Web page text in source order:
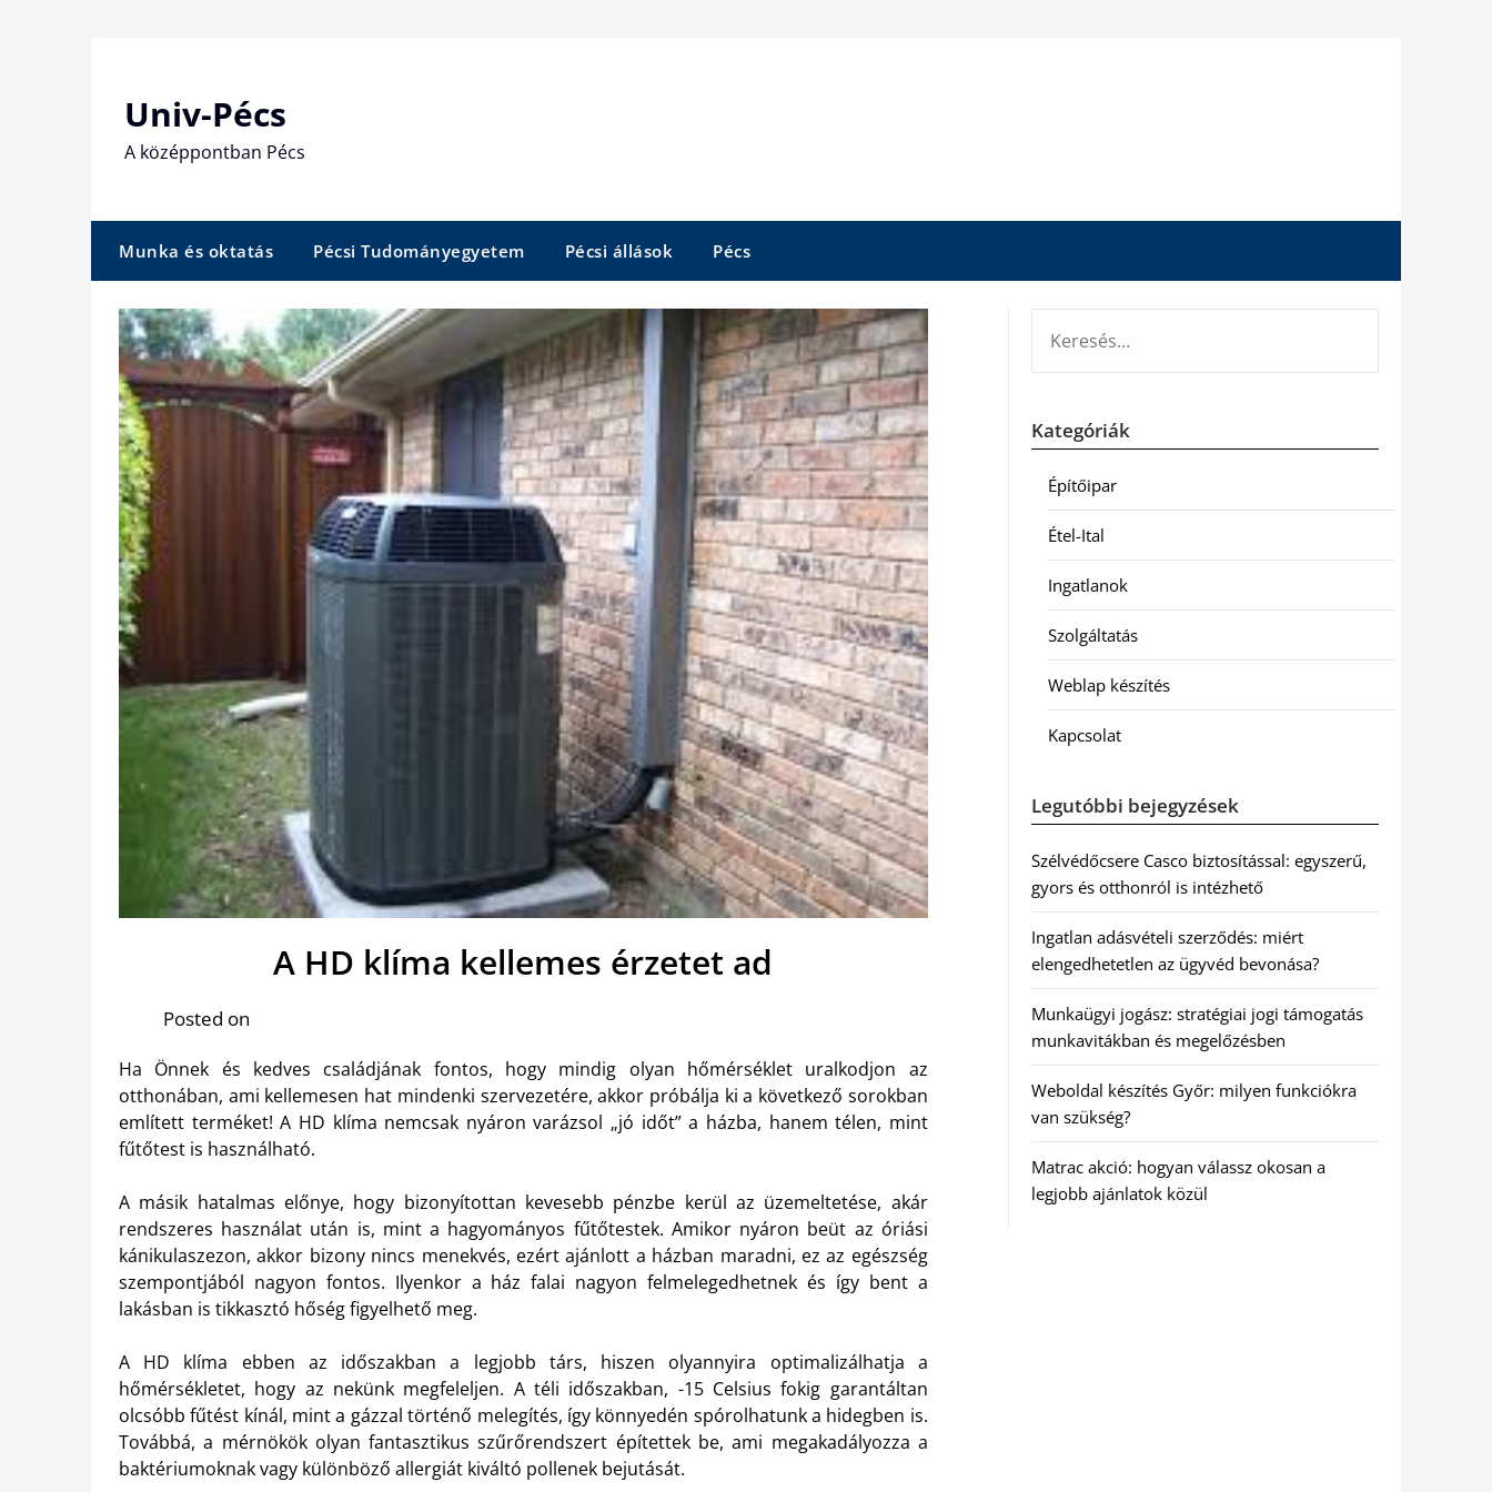
Univ-Pécs
A középpontban Pécs
Munka és oktatás Pécsi Tudományegyetem Pécsi állások Pécs
A HD klíma kellemes érzetet ad
Posted on
Ha Önnek és kedves családjának fontos, hogy mindig olyan hőmérséklet uralkodjon az
otthonában, ami kellemesen hat mindenki szervezetére, akkor próbálja ki a következő sorokban
említett terméket! A HD klíma nemcsak nyáron varázsol „jó időt” a házba, hanem télen, mint
fűtőtest is használható.
A másik hatalmas előnye, hogy bizonyítottan kevesebb pénzbe kerül az üzemeltetése, akár
rendszeres használat után is, mint a hagyományos fűtőtestek. Amikor nyáron beüt az óriási
kánikulaszezon, akkor bizony nincs menekvés, ezért ajánlott a házban maradni, ez az egészség
szempontjából nagyon fontos. Ilyenkor a ház falai nagyon felmelegedhetnek és így bent a
lakásban is tikkasztó hőség figyelhető meg.
A HD klíma ebben az időszakban a legjobb társ, hiszen olyannyira optimalizálhatja a
hőmérsékletet, hogy az nekünk megfeleljen. A téli időszakban, -15 Celsius fokig garantáltan
olcsóbb fűtést kínál, mint a gázzal történő melegítés, így könnyedén spórolhatunk a hidegben is.
Továbbá, a mérnökök olyan fantasztikus szűrőrendszert építettek be, ami megakadályozza a
baktériumoknak vagy különböző allergiát kiváltó pollenek bejutását.
Kategóriák
Építőipar
Étel-Ital
Ingatlanok
Szolgáltatás
Weblap készítés
Kapcsolat
Legutóbbi bejegyzések
Szélvédőcsere Casco biztosítással: egyszerű,
gyors és otthonról is intézhető
Ingatlan adásvételi szerződés: miért
elengedhetetlen az ügyvéd bevonása?
Munkaügyi jogász: stratégiai jogi támogatás
munkavitákban és megelőzésben
Weboldal készítés Győr: milyen funkciókra
van szükség?
Matrac akció: hogyan válassz okosan a
legjobb ajánlatok közül